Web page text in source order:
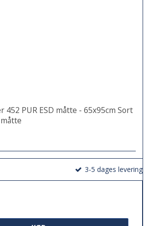
452 PUR ESD måtte - 65x95cm Sort
3-5 dages levering